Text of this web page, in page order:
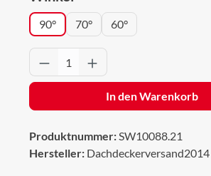
90° 70° 60°
Produkt Anzahl: Gib den
In den Warenkorb
Produktnummer:SW10088.21
Hersteller: Dachdeckerversand2014